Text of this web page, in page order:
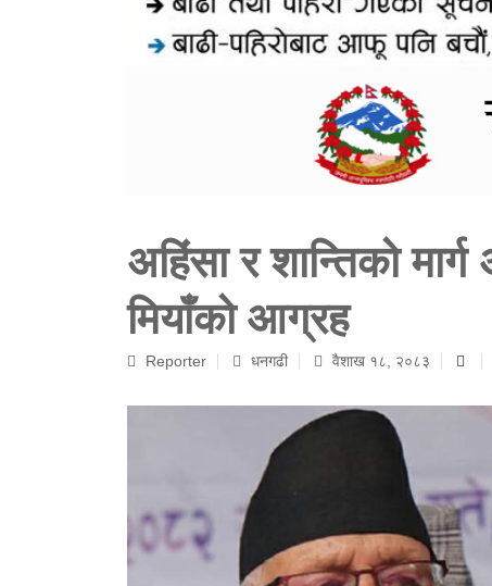
अहिंसा र शान्तिको
मियाँको आग्रह
Reporter धनगढी वैशाख १८, २०८३